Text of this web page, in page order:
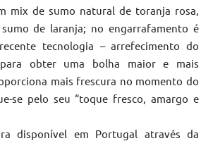
mix de sumo natural de toranja rosa,
de laranja; no engarrafamento é
tecnologia – arrefecimento do
obter uma bolha maior e mais
mais frescura no momento do
se pelo seu “toque fresco, amargo e
disponível em Portugal através da